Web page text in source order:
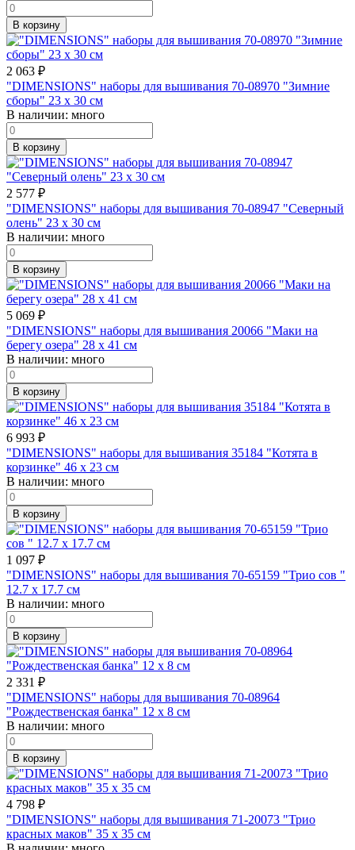
В корзину
2 063 ₽
"DIMENSIONS" наборы для вышивания 70-08970 "Зимние
сборы" 23 x 30 см
В наличии: много
В корзину
2 577 ₽
"DIMENSIONS" наборы для вышивания 70-08947 "Северный
олень" 23 x 30 см
В наличии: много
В корзину
5 069 ₽
"DIMENSIONS" наборы для вышивания 20066 "Маки на
берегу озера" 28 x 41 см
В наличии: много
В корзину
6 993 ₽
"DIMENSIONS" наборы для вышивания 35184 "Котята в
корзинке" 46 x 23 см
В наличии: много
В корзину
1 097 ₽
"DIMENSIONS" наборы для вышивания 70-65159 "Трио сов "
12.7 x 17.7 см
В наличии: много
В корзину
2 331 ₽
"DIMENSIONS" наборы для вышивания 70-08964
"Рождественская банка" 12 x 8 см
В наличии: много
В корзину
4 798 ₽
"DIMENSIONS" наборы для вышивания 71-20073 "Трио
красных маков" 35 x 35 см